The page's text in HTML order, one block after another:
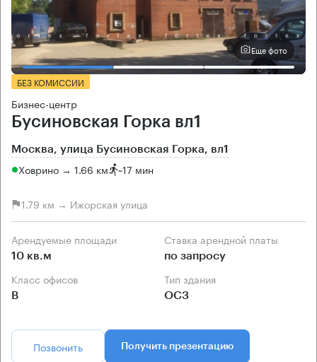
Еще фото
БЕЗ КОМИССИИ
Бизнес-центр
Бусиновская Горка вл1
Москва, улица Бусиновская Горка, вл1
Ховрино → 1.66 км ~17 мин
1.79 км → Ижорская улица
Арендуемые площади
10 кв.м
Ставка арендной платы
по запросу
Класс офисов
B
Тип здания
ОСЗ
Позвонить Получить презентацию